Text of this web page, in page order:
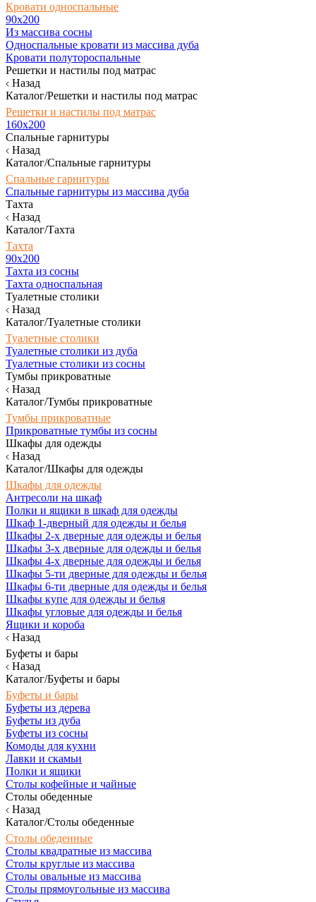
Кровати односпальные
90х200
Из массива сосны
Односпальные кровати из массива дуба
Кровати полутороспальные
Решетки и настилы под матрас
Назад
Каталог/Решетки и настилы под матрас
Решетки и настилы под матрас
160х200
Спальные гарнитуры
Назад
Каталог/Спальные гарнитуры
Спальные гарнитуры
Спальные гарнитуры из массива дуба
Тахта
Назад
Каталог/Тахта
Тахта
90х200
Тахта из сосны
Тахта односпальная
Туалетные столики
Назад
Каталог/Туалетные столики
Туалетные столики
Туалетные столики из дуба
Туалетные столики из сосны
Тумбы прикроватные
Назад
Каталог/Тумбы прикроватные
Тумбы прикроватные
Прикроватные тумбы из сосны
Шкафы для одежды
Назад
Каталог/Шкафы для одежды
Шкафы для одежды
Антресоли на шкаф
Полки и ящики в шкаф для одежды
Шкаф 1-дверный для одежды и белья
Шкафы 2-х дверные для одежды и белья
Шкафы 3-х дверные для одежды и белья
Шкафы 4-х дверные для одежды и белья
Шкафы 5-ти дверные для одежды и белья
Шкафы 6-ти дверные для одежды и белья
Шкафы купе для одежды и белья
Шкафы угловые для одежды и белья
Ящики и короба
Назад
Буфеты и бары
Назад
Каталог/Буфеты и бары
Буфеты и бары
Буфеты из дерева
Буфеты из дуба
Буфеты из сосны
Комоды для кухни
Лавки и скамьи
Полки и ящики
Столы кофейные и чайные
Столы обеденные
Назад
Каталог/Столы обеденные
Столы обеденные
Столы квадратные из массива
Столы круглые из массива
Столы овальные из массива
Столы прямоугольные из массива